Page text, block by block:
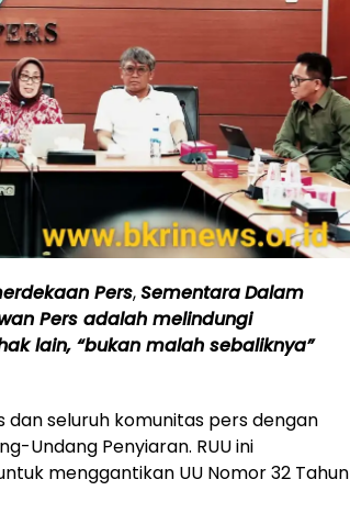
Pers,SementaraDalam
Pers adalah melindungi
lain, “bukan malah sebaliknya”
dan seluruh komunitas pers dengan
Undang Penyiaran. RUU ini
menggantikan UU Nomor 32 Tahun